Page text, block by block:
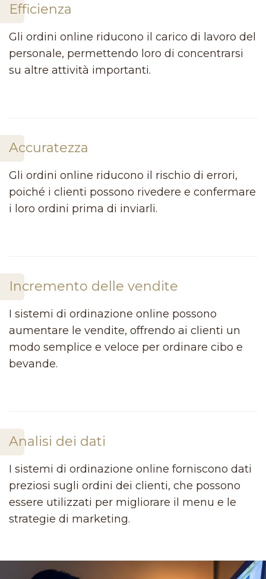
Efficienza
Gli ordini online riducono il carico di lavoro del
personale, permettendo loro di concentrarsi
su altre attività importanti.
Accuratezza
Gli ordini online riducono il rischio di errori,
poiché i clienti possono rivedere e confermare
i loro ordini prima di inviarli.
Incremento delle vendite
I sistemi di ordinazione online possono
aumentare le vendite, offrendo ai clienti un
modo semplice e veloce per ordinare cibo e
bevande.
Analisi dei dati
I sistemi di ordinazione online forniscono dati
preziosi sugli ordini dei clienti, che possono
essere utilizzati per migliorare il menu e le
strategie di marketing.